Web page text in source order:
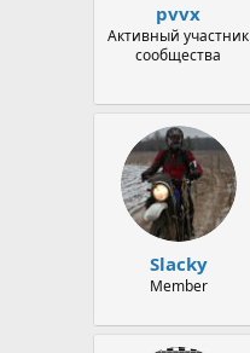
pvvx
Активный участник
сообщества
Slacky
Member